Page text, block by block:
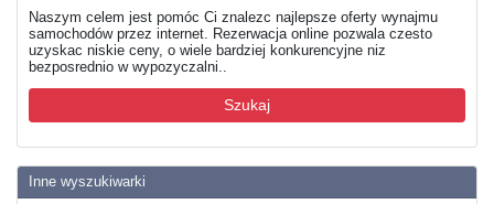
Naszym celem jest pomóc Ci znalezc najlepsze oferty wynajmu
samochodów przez internet. Rezerwacja online pozwala czesto
uzyskac niskie ceny, o wiele bardziej konkurencyjne niz
bezposrednio w wypozyczalni..
Szukaj
Inne wyszukiwarki